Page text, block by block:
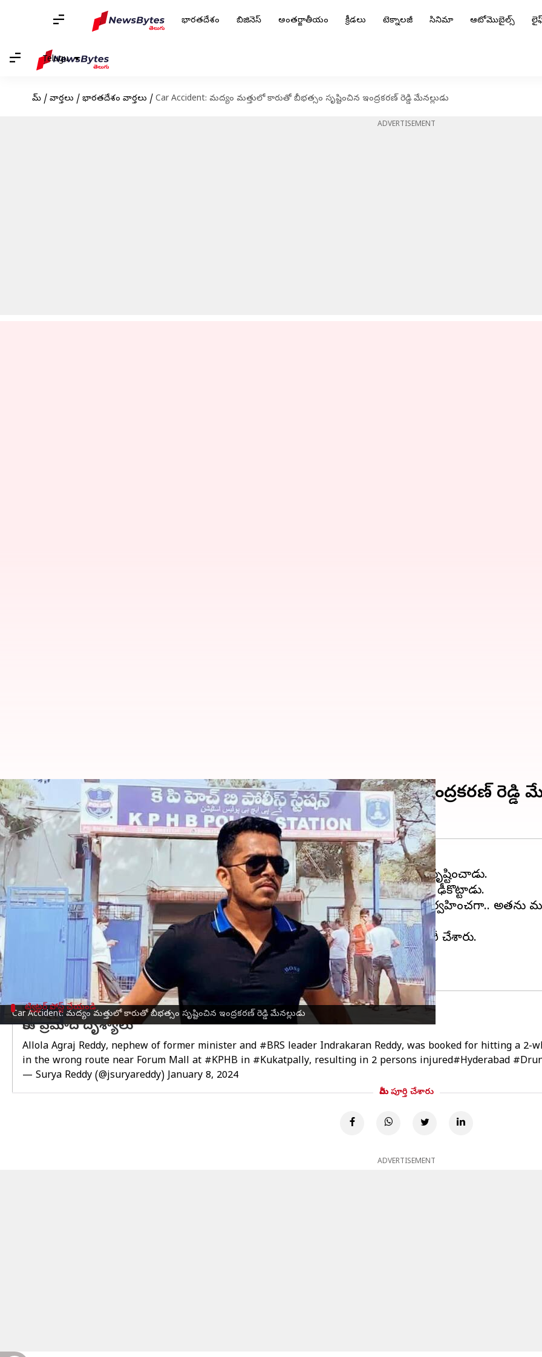
భారతదేశం బిజినెస్ అంతర్జాతీయం క్రీడలు టెక్నాలజీ సినిమా ఆటోమొబైల్స్
Telugu
హోమ్ / వార్తలు / భారతదేశం వార్తలు / Car Accident: మద్యం మత్తులో కారుతో బీభత్సం సృష్టించిన ఇంద్రకరణ్ రెడ్డి మేనల్లుడు
ADVERTISEMENT
Car Accident: మద్యం మత్తులో కారుతో బీభత్సం సృష్టించిన ఇంద్రకరణ్ రెడ్డి మేనల్లుడు
Car Accident: మద్యం మత్తులో కారుతో బీభత్సం సృష్టించిన ఇంద్రకరణ్ రెడ్డి
వ్రాసిన వారు Stalin Jan 08, 2024 01:34 pm
ఈ వార్తాకథనం ఏంటి
మాజీమంత్రి అల్లోల ఇంద్రకరణ్‌ రెడ్డి
మేనల్లుడు అగ్రరాజ్‌రెడ్డి మద్యం మత్తులో కారుతో బీభత్సం సృష్టించాడు.
ఆదివారం తెల్లవారుజామున కేపీహెచ్‌బీ వద్ద ఫోరం మాల్‌ సమీపంలో హై స్పీడులో కారుతో బైక్‌ను ఢీకొట్టాడు.
ఈ ప్రమాదంలో ఇద్దరు తీవ్రంగా గాయపడ్డారు. ఈ క్రమంలో అగ్రరాజ్‌రెడ్డికి బ్రీత్ ఎనలైజర్ పరీక్ష నిర్వహించగా..
పోలీస్ స్టేషన్ ఎస్‌హెచ్‌ఓ సీహెచ్ వెంకన్న తెలిపారు.
మద్యం తాగి వాహనం నడిపినందుకు అతడిపై కేసు నమోదు చేసిన పోలీసులు నోటీసులు జారీ చేశారు.
అగ్రరాజ్ కారు నడుపుతున్న సమయంలో అందులో అతని ఇద్దరు స్నేహితులు ఉన్నారు.
ట్విట్టర్ పోస్ట్ చేయండి
కారు ప్రమాద దృశ్యాలు
Allola Agraj Reddy, nephew of former minister and #BRS leader Indrakaran Reddy, was booked for hitting a
in the wrong route near Forum Mall at #KPHB in #Kukatpally, resulting in 2 persons injured#Hyderabad
— Surya Reddy (@jsuryareddy)January 8, 2024
మీరు పూర్తి చేశారు
ADVERTISEMENT